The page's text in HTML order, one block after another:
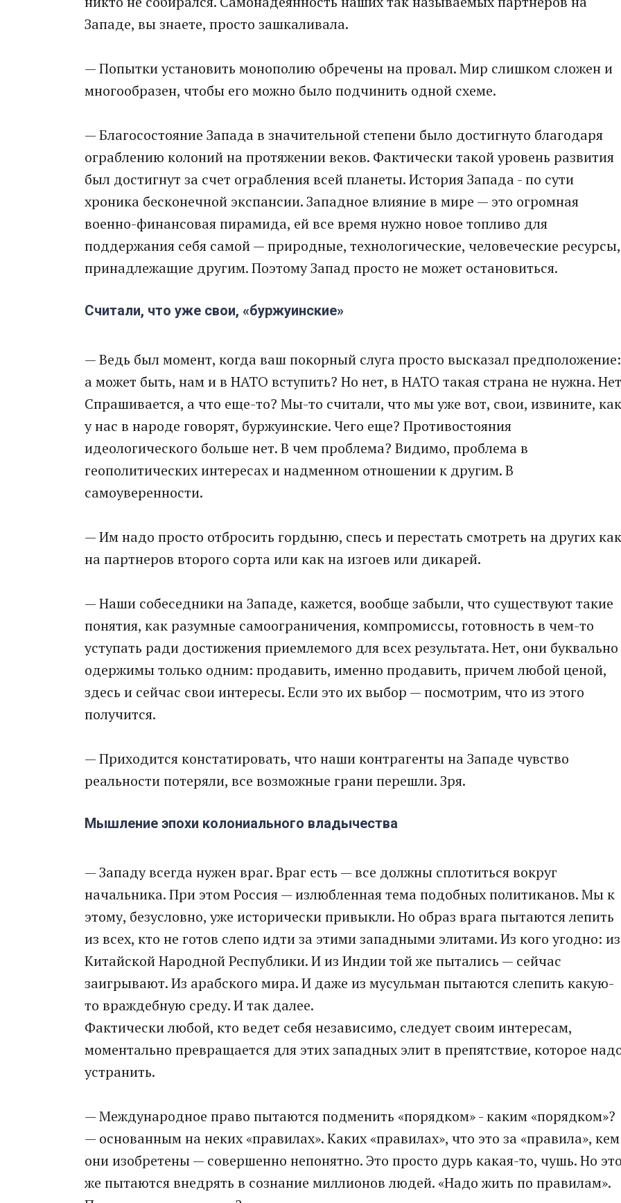
Западе, вы знаете, просто зашкаливала.
— Попытки установить монополию обречены на провал. Мир слишком сложен и
многообразен, чтобы его можно было подчинить одной схеме.
— Благосостояние Запада в значительной степени было достигнуто благодаря
ограблению колоний на протяжении веков. Фактически такой уровень развития
был достигнут за счет ограбления всей планеты. История Запада - по сути
хроника бесконечной экспансии. Западное влияние в мире — это огромная
военно-финансовая пирамида, ей все время нужно новое топливо для
поддержания себя самой — природные, технологические, человеческие ресурсы,
принадлежащие другим. Поэтому Запад просто не может остановиться.
Считали, что уже свои, «буржуинские»
— Ведь был момент, когда ваш покорный слуга просто высказал предположение:
а может быть, нам и в НАТО вступить? Но нет, в НАТО такая страна не нужна.
Спрашивается, а что еще-то? Мы-то считали, что мы уже вот, свои, извините, как
у нас в народе говорят, буржуинские. Чего еще? Противостояния
идеологического больше нет. В чем проблема? Видимо, проблема в
геополитических интересах и надменном отношении к другим. В
самоуверенности.
— Им надо просто отбросить гордыню, спесь и перестать смотреть на других как
на партнеров второго сорта или как на изгоев или дикарей.
— Наши собеседники на Западе, кажется, вообще забыли, что существуют такие
понятия, как разумные самоограничения, компромиссы, готовность в чем-то
уступать ради достижения приемлемого для всех результата. Нет, они буквально
одержимы только одним: продавить, именно продавить, причем любой ценой,
здесь и сейчас свои интересы. Если это их выбор — посмотрим, что из этого
получится.
— Приходится констатировать, что наши контрагенты на Западе чувство
реальности потеряли, все возможные грани перешли. Зря.
Мышление эпохи колониального владычества
— Западу всегда нужен враг. Враг есть — все должны сплотиться вокруг
начальника. При этом Россия — излюбленная тема подобных политиканов. Мы к
этому, безусловно, уже исторически привыкли. Но образ врага пытаются лепить
из всех, кто не готов слепо идти за этими западными элитами. Из кого угодно: из
Китайской Народной Республики. И из Индии той же пытались — сейчас
заигрывают. Из арабского мира. И даже из мусульман пытаются слепить какую-
то враждебную среду. И так далее.
Фактически любой, кто ведет себя независимо, следует своим интересам,
моментально превращается для этих западных элит в препятствие, которое
устранить.
— Международное право пытаются подменить «порядком» - каким «порядком»?
— основанным на неких «правилах». Каких «правилах», что это за «правила», кем
они изобретены — совершенно непонятно. Это просто дурь какая-то, чушь. Но это
же пытаются внедрять в сознание миллионов людей. «Надо жить по правилам».